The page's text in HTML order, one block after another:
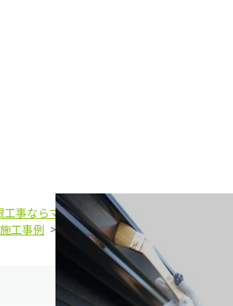
事ならマナカリフォーム株式会社
工事例
佐倉市K様邸(屋根外壁付帯塗